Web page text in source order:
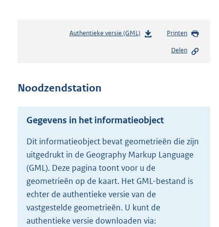
Authentieke versie (GML)b
s
r
o
t
t
e
1
5
0
Printen
Delen
Noodzendstation
Gegevens in het informatieobject
Dit informatieobject bevat geometrieën die zijn
uitgedrukt in de Geography Markup Language
(GML). Deze pagina toont voor u de
geometrieën op de kaart. Het GML-bestand is
echter de authentieke versie van de
vastgestelde geometrieën. U kunt de
authentieke versie downloaden via: